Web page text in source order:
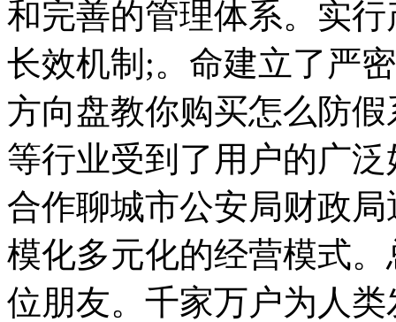
和完善的管理体系。实
长效机制;。命建立了严
方向盘教你购买怎么防
等行业受到了用户的广
合作聊城市公安局财政
模化多元化的经营模式
位朋友。千家万户为人